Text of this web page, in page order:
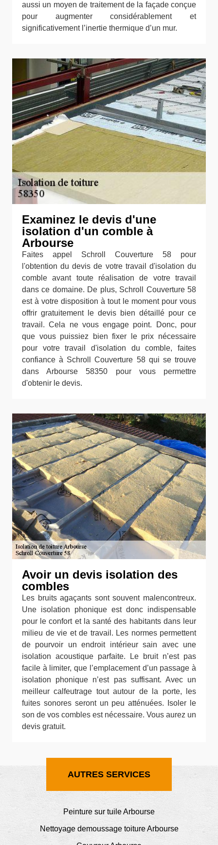
aussi un moyen de traitement de la façade conçue
pour augmenter considérablement et
significativement l’inertie thermique d’un mur.
Examinez le devis d'une
isolation d'un comble à
Arbourse
Faites appel Schroll Couverture 58 pour
l'obtention du devis de votre travail d'isolation du
comble avant toute réalisation de votre travail
dans ce domaine. De plus, Schroll Couverture 58
est à votre disposition à tout le moment pour vous
offrir gratuitement le devis bien détaillé pour ce
travail. Cela ne vous engage point. Donc, pour
que vous puissiez bien fixer le prix nécessaire
pour votre travail d'isolation du comble, faites
confiance à Schroll Couverture 58 qui se trouve
dans Arbourse 58350 pour vous permettre
d'obtenir le devis.
Avoir un devis isolation des
combles
Les bruits agaçants sont souvent malencontreux.
Une isolation phonique est donc indispensable
pour le confort et la santé des habitants dans leur
milieu de vie et de travail. Les normes permettent
de pourvoir un endroit intérieur sain avec une
isolation acoustique parfaite. Le bruit n’est pas
facile à limiter, que l’emplacement d’un passage à
isolation phonique n’est pas suffisant. Avec un
meilleur calfeutrage tout autour de la porte, les
fuites sonores seront un peu atténuées. Isoler le
son de vos combles est nécessaire. Vous aurez un
devis gratuit.
AUTRES SERVICES
Peinture sur tuile Arbourse
Nettoyage demoussage toiture Arbourse